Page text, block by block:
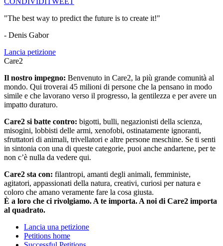
"The best way to predict the future is to create it!"
- Denis Gabor
Lancia petizione
Care2
Il nostro impegno: Benvenuto in Care2, la più grande comunità al
mondo. Qui troverai 45 milioni di persone che la pensano in modo
simile e che lavorano verso il progresso, la gentilezza e per avere un
impatto duraturo.
Care2 si batte contro: bigotti, bulli, negazionisti della scienza,
misogini, lobbisti delle armi, xenofobi, ostinatamente ignoranti,
sfruttatori di animali, trivellatori e altre persone meschine. Se ti senti
in sintonia con una di queste categorie, puoi anche andartene, per te
non c’è nulla da vedere qui.
Care2 sta con: filantropi, amanti degli animali, femministe,
agitatori, appassionati della natura, creativi, curiosi per natura e
coloro che amano veramente fare la cosa giusta.
È a loro che ci rivolgiamo. A te importa. A noi di Care2 importa
al quadrato.
Lancia una petizione
Petitions home